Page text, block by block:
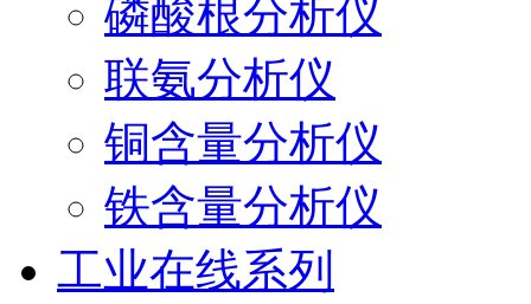
磷酸根分析仪
联氨分析仪
铜含量分析仪
铁含量分析仪
工业在线系列